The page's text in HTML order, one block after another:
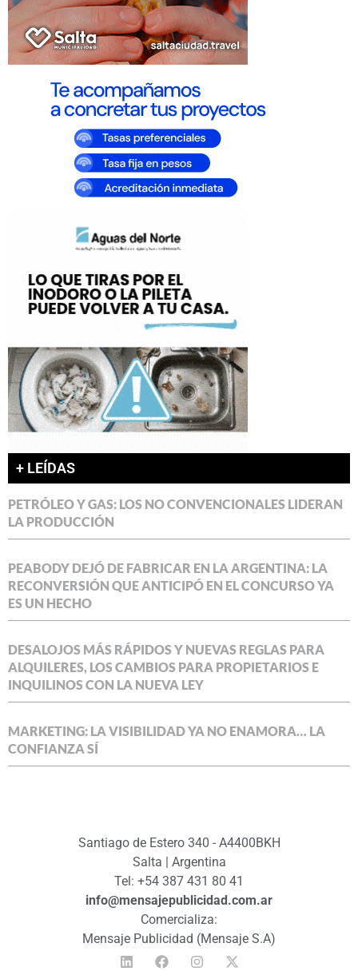
+ LEÍDAS
PETRÓLEO Y GAS: LOS NO CONVENCIONALES LIDERAN
LA PRODUCCIÓN
PEABODY DEJÓ DE FABRICAR EN LA ARGENTINA: LA
RECONVERSIÓN QUE ANTICIPÓ EN EL CONCURSO YA
ES UN HECHO
DESALOJOS MÁS RÁPIDOS Y NUEVAS REGLAS PARA
ALQUILERES, LOS CAMBIOS PARA PROPIETARIOS E
INQUILINOS CON LA NUEVA LEY
MARKETING: LA VISIBILIDAD YA NO ENAMORA… LA
CONFIANZA SÍ
Santiago de Estero 340 - A4400BKH
Salta | Argentina
Tel: +54 387 431 80 41
info@mensajepublicidad.com.ar
Comercializa:
Mensaje Publicidad (Mensaje S.A)